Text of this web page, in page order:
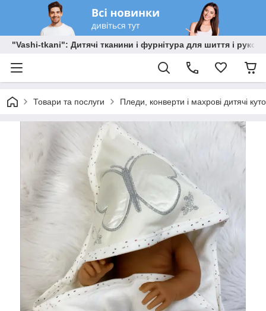
"Vashi-tkani": Дитячі тканини і фурнітура для шиття і
Товари та послуги Пледи, конверти і махрові дитячі